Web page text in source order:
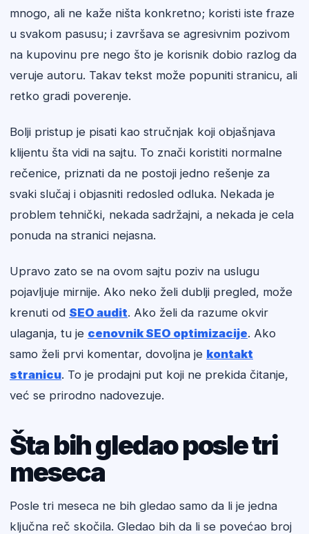
mnogo, ali ne kaže ništa konkretno; koristi iste fraze
u svakom pasusu; i završava se agresivnim pozivom
na kupovinu pre nego što je korisnik dobio razlog da
veruje autoru. Takav tekst može popuniti stranicu, ali
retko gradi poverenje.
Bolji pristup je pisati kao stručnjak koji objašnjava
klijentu šta vidi na sajtu. To znači koristiti normalne
rečenice, priznati da ne postoji jedno rešenje za
svaki slučaj i objasniti redosled odluka. Nekada je
problem tehnički, nekada sadržajni, a nekada je cela
ponuda na stranici nejasna.
Upravo zato se na ovom sajtu poziv na uslugu
pojavljuje mirnije. Ako neko želi dublji pregled, može
krenuti od SEO audit. Ako želi da razume okvir
ulaganja, tu je cenovnik SEO optimizacije. Ako
samo želi prvi komentar, dovoljna je kontakt
stranicu. To je prodajni put koji ne prekida čitanje,
već se prirodno nadovezuje.
Šta bih gledao posle tri
meseca
Posle tri meseca ne bih gledao samo da li je jedna
ključna reč skočila. Gledao bih da li se povećao broj